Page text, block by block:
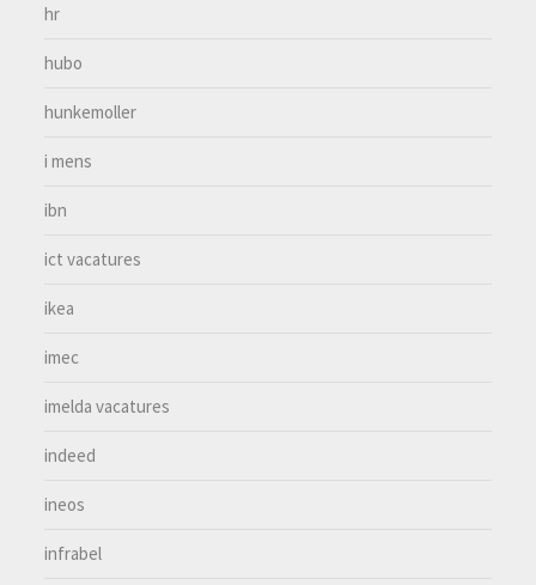
hr
hubo
hunkemoller
i mens
ibn
ict vacatures
ikea
imec
imelda vacatures
indeed
ineos
infrabel